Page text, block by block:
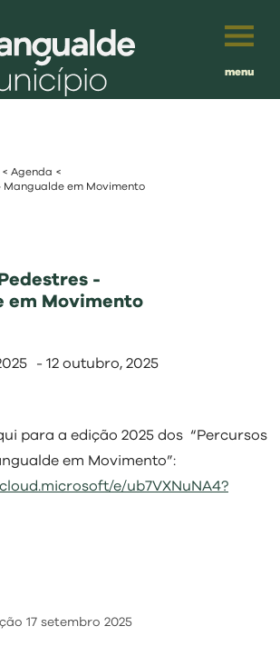
menu
Português
< Agenda <
Mangualde em Movimento
-
em Movimento
- 12 outubro, 2025
para a edição 2025 dos “Percursos
em Movimento”:
e/ub7VXNuNA4?
17 setembro 2025